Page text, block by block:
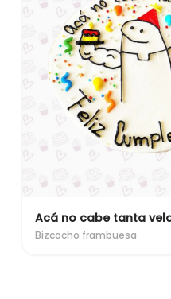
Acá no cabe tanta
Bizcocho frambuesa